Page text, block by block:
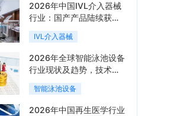
2026年中国IVL介入器械
行业：国产产品陆续获
批，市场将进入持续高增
长阶段「图」
IVL介入器械
2026年全球智能泳池设备
行业现状及趋势，技术端
朝着系统集成、绿色节能
方向迭代「图」
智能泳池设备
2026年中国再生医学行业